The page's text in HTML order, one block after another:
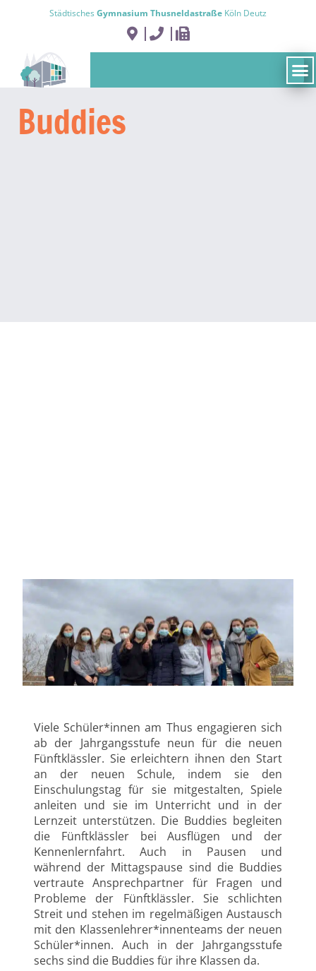
Städtisches Gymnasium Thusneldastraße Köln Deutz
Buddies
Viele Schüler*innen am Thus engagieren sich
ab der Jahrgangsstufe neun für die neuen
Fünftklässler. Sie erleichtern ihnen den Start
an der neuen Schule, indem sie den
Einschulungstag für sie mitgestalten, Spiele
anleiten und sie im Unterricht und in der
Lernzeit unterstützen. Die Buddies begleiten
die Fünftklässler bei Ausflügen und der
Kennenlernfahrt. Auch in Pausen und
während der Mittagspause sind die Buddies
vertraute Ansprechpartner für Fragen und
Probleme der Fünftklässler. Sie schlichten
Streit und stehen im regelmäßigen Austausch
mit den Klassenlehrer*innenteams der neuen
Schüler*innen. Auch in der Jahrgangsstufe
sechs sind die Buddies für ihre Klassen da.